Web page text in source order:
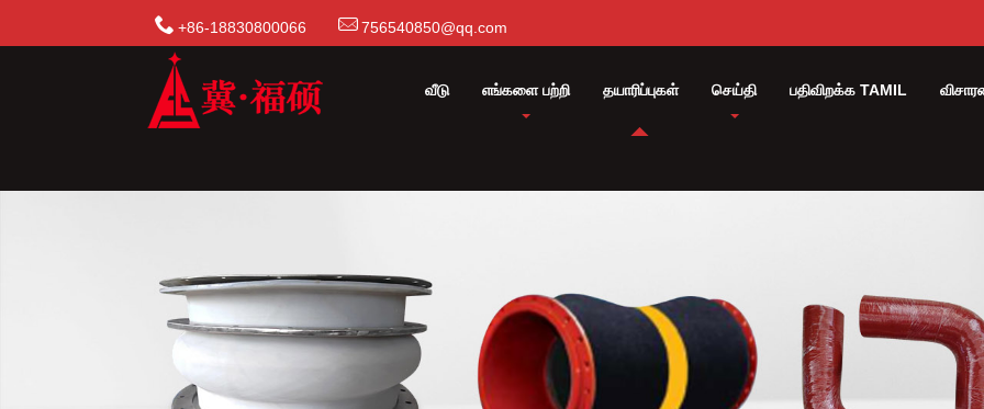
+86-18830800066 756540850@qq.com
வீடு எங்களை பற்றி தயாரிப்புகள் செய்தி பதிவிறக்க TAMIL